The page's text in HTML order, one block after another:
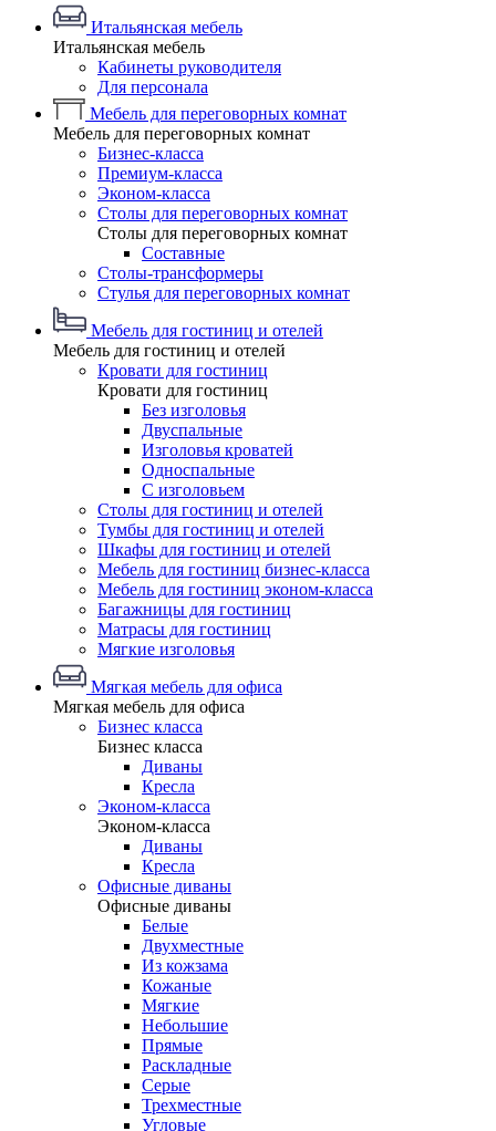
Итальянская мебель
Итальянская мебель
Кабинеты руководителя
Для персонала
Мебель для переговорных комнат
Мебель для переговорных комнат
Бизнес-класса
Премиум-класса
Эконом-класса
Столы для переговорных комнат
Столы для переговорных комнат
Составные
Столы-трансформеры
Стулья для переговорных комнат
Мебель для гостиниц и отелей
Мебель для гостиниц и отелей
Кровати для гостиниц
Кровати для гостиниц
Без изголовья
Двуспальные
Изголовья кроватей
Односпальные
С изголовьем
Столы для гостиниц и отелей
Тумбы для гостиниц и отелей
Шкафы для гостиниц и отелей
Мебель для гостиниц бизнес-класса
Мебель для гостиниц эконом-класса
Багажницы для гостиниц
Матрасы для гостиниц
Мягкие изголовья
Мягкая мебель для офиса
Мягкая мебель для офиса
Бизнес класса
Бизнес класса
Диваны
Кресла
Эконом-класса
Эконом-класса
Диваны
Кресла
Офисные диваны
Офисные диваны
Белые
Двухместные
Из кожзама
Кожаные
Мягкие
Небольшие
Прямые
Раскладные
Серые
Трехместные
Угловые